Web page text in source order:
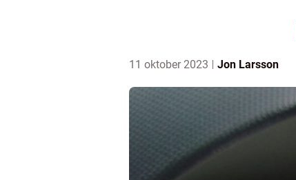
11 oktober 2023 Jon Larsson